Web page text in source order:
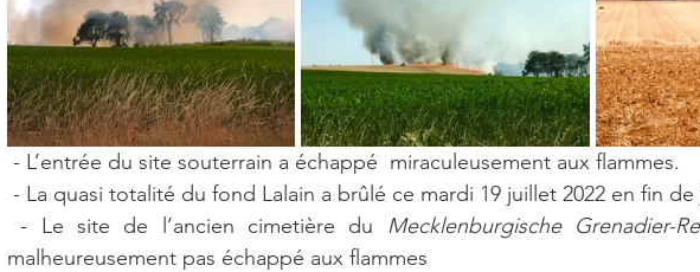
- L’entrée du site souterrain a échappé  miraculeusement aux flammes.
- La quasi totalité du fond Lalain a brûlé ce mardi 19 juillet 2022 en fin de
- Le site de l’ancien cimetière du Mecklenburgische Grenadier-
malheureusement pas échappé aux flammes